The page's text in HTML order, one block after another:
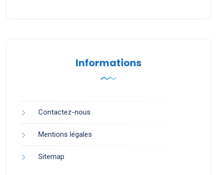
Informations
Contactez-nous
Mentions légales
Sitemap